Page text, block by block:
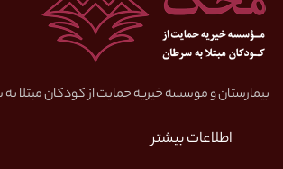
بیمارستان و موسسه خیریه حمایت از کودکان مبتلا
اطلاعات بیشتر